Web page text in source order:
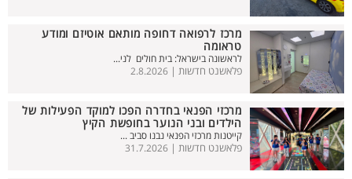
מרכז לרפואה דחופה מותאם אוטיזם ומודע
טראומה
לראשונה בישראל: בית חולים לני...
פלאשנט חדשות | 2.8.2026
מרכזי הפנאי בחדרה הפכו למוקד הפעילות של
הילדים ובני הנוער בחופשת הקיץ
קייטנות מרכזי הפנאי נבנו סביב ...
פלאשנט חדשות | 31.7.2026